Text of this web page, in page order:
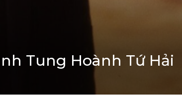
Tung Hoành Tứ Hải